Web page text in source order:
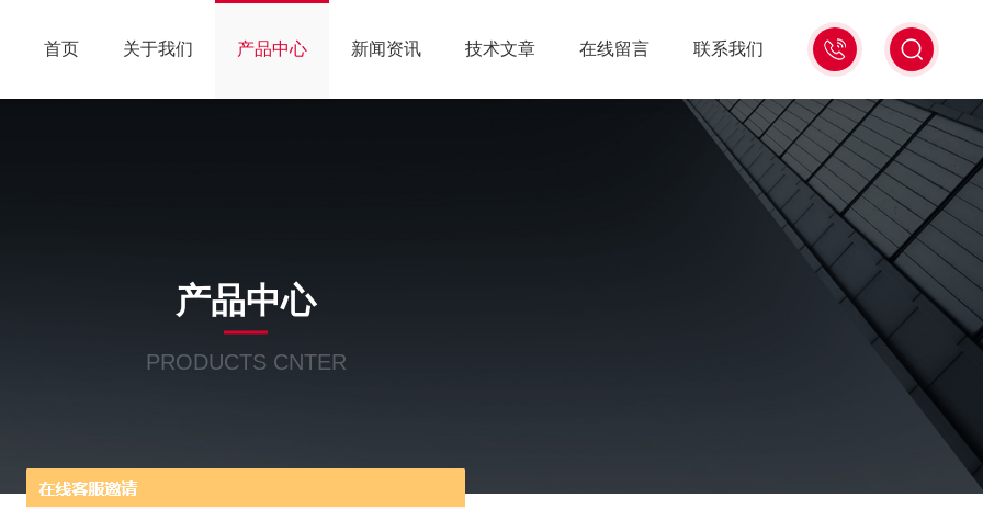
13439477936
首页 关于我们 产品中心 新闻资讯 技术文章 在线留言 联系我们
产品中心
PRODUCTS CNTER